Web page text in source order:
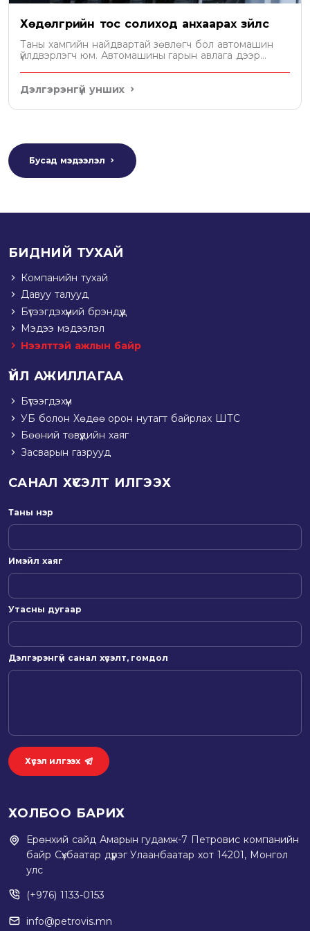
Хөдөлгүүрийн тос солиход анхаарах зүйлс
Таны хамгийн найдвартай зөвлөгч бол автомашин
үйлдвэрлэгч юм. Автомашины гарын авлага дээр
Дэлгэрэнгүй унших
Бусад мэдээлэл
БИДНИЙ ТУХАЙ
Компанийн тухай
Давуу талууд
Бүтээгдэхүүний брэндүүд
Мэдээ мэдээлэл
Нээлттэй ажлын байр
ҮЙЛ АЖИЛЛАГАА
Бүтээгдэхүүн
УБ болон Хөдөө орон нутагт байрлах ШТС
Бөөний төвүүдийн хаяг
Засварын газрууд
САНАЛ ХҮСЭЛТ ИЛГЭЭХ
Таны нэр
Имэйл хаяг
Утасны дугаар
Дэлгэрэнгүй санал хүсэлт, гомдол
Хүсэл илгээх
ХОЛБОО БАРИХ
Ерөнхий сайд Амарын гудамж-7 Петровис компанийн
байр Сүхбаатар дүүрэг Улаанбаатар хот 14201, Монгол
улс
(+976) 1133-0153
info@petrovis.mn